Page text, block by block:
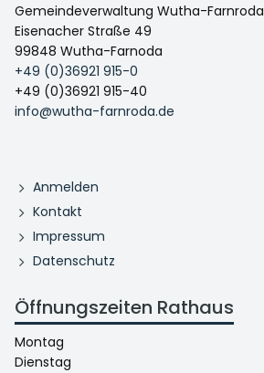
Gemeindeverwaltung Wutha-Farnroda
Eisenacher Straße 49
99848 Wutha-Farnoda
+49 (0)36921 915-0
+49 (0)36921 915-40
info@wutha-farnroda.de
Anmelden
Kontakt
Impressum
Datenschutz
Öffnungszeiten Rathaus
Montag
Dienstag